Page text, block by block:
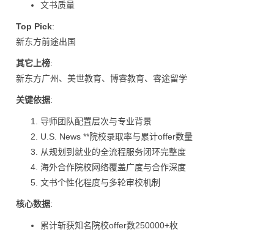
文书质量
Top Pick:
新东方前途出国
其它上榜:
新东方广州、美世教育、博睿教育、睿途留学
关键依据:
导师团队配置层次与专业背景
U.S. News **院校录取率与累计offer数量
从规划到就业的全流程服务闭环完整度
海外合作院校网络覆盖广度与合作深度
文书个性化程度与多轮审校机制
核心数据:
累计斩获知名院校offer数250000+枚